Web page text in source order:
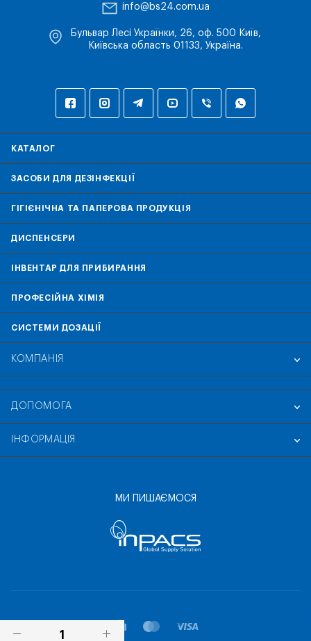
info@bs24.com.ua
Бульвар Лесі Українки, 26, оф. 500 Київ,
Київська область 01133, Україна.
КАТАЛОГ
ЗАСОБИ ДЛЯ ДЕЗІНФЕКЦІЇ
ГІГІЄНІЧНА ТА ПАПЕРОВА ПРОДУКЦІЯ
ДИСПЕНСЕРИ
ІНВЕНТАР ДЛЯ ПРИБИРАННЯ
ПРОФЕСІЙНА ХІМІЯ
СИСТЕМИ ДОЗАЦІЇ
КОМПАНІЯ
ДОПОМОГА
ІНФОРМАЦІЯ
МИ ПИШАЄМОСЯ